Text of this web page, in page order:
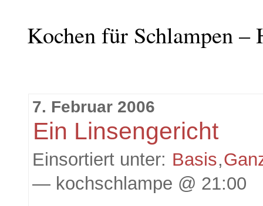
Kochen für Schlampen
7. Februar 2006
Ein Linsengericht
Einsortiert unter: Basis,
— kochschlampe @ 21:00